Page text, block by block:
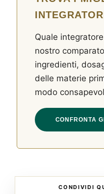
Quale
nostro
ingredienti,
delle materie
modo
CONFRONTA
CONDIVIDI